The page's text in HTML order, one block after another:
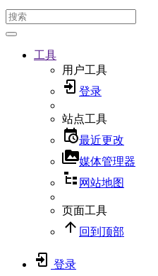
工具
用户工具
登录
站点工具
最近更改
媒体管理器
网站地图
页面工具
回到顶部
登录